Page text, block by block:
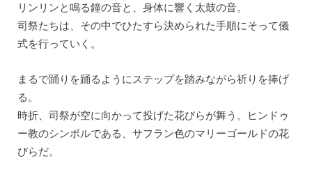
リンリンと鳴る鐘の音と、身体に響く太鼓の音。
司祭たちは、その中でひたすら決められた手順にそって儀
式を行っていく。
まるで踊りを踊るようにステップを踏みながら祈りを捧げ
る。
時折、司祭が空に向かって投げた花びらが舞う。ヒンドゥ
ー教のシンボルである、サフラン色のマリーゴールドの花
びらだ。